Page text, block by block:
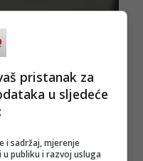
pristanak za
u sljedeće
i sadržaj, mjerenje
u publiku i razvoj usluga